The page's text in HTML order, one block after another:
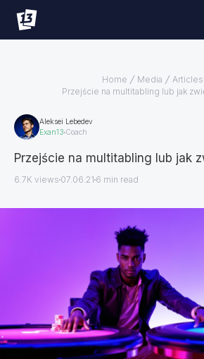
Home Media
Articles
Przejście na multitabling lub jak
Aleksei Lebedev
Exan13 Coach
Przejście na multitabling lub jak
6.7K views 07.06.21 6 min read